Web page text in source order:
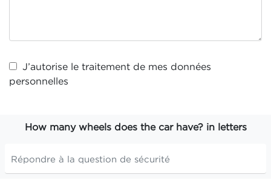
J’autorise le traitement de mes données
personnelles
How many wheels does the car have? in letters